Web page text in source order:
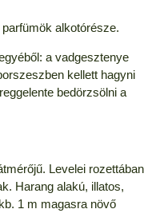
alkotórésze.
a vadgesztenye
kellett hagyni
bedörzsölni a
Levelei rozettában
Harang alakú, illatos,
1 m magasra növő